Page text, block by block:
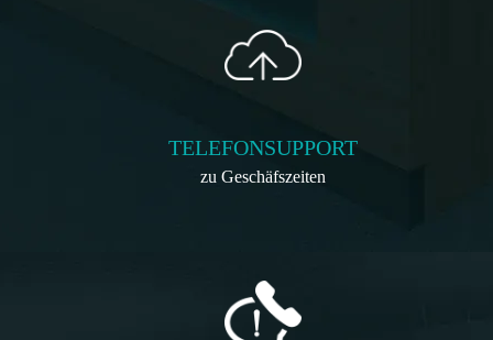
TELEFONSUPPORT
zu Geschäfszeiten